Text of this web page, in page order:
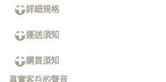
詳細規格
運送須知
購買須知
真實客戶的聲音